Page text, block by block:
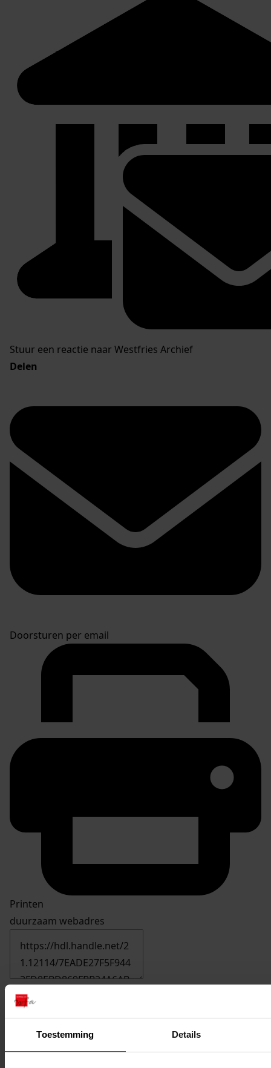
Toestemming Details
Stuur een reactie naar Westfries Archief
Delen
Doorsturen per email
Printen
duurzaam webadres
Inventaris
Nummers 1901 tot en met 2000
het vergroten van de woning, 1998